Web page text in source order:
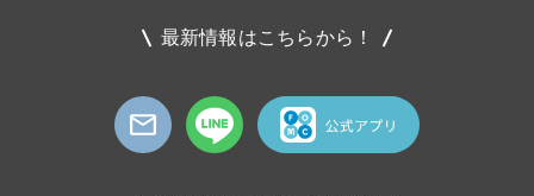
最新情報はこちらから！